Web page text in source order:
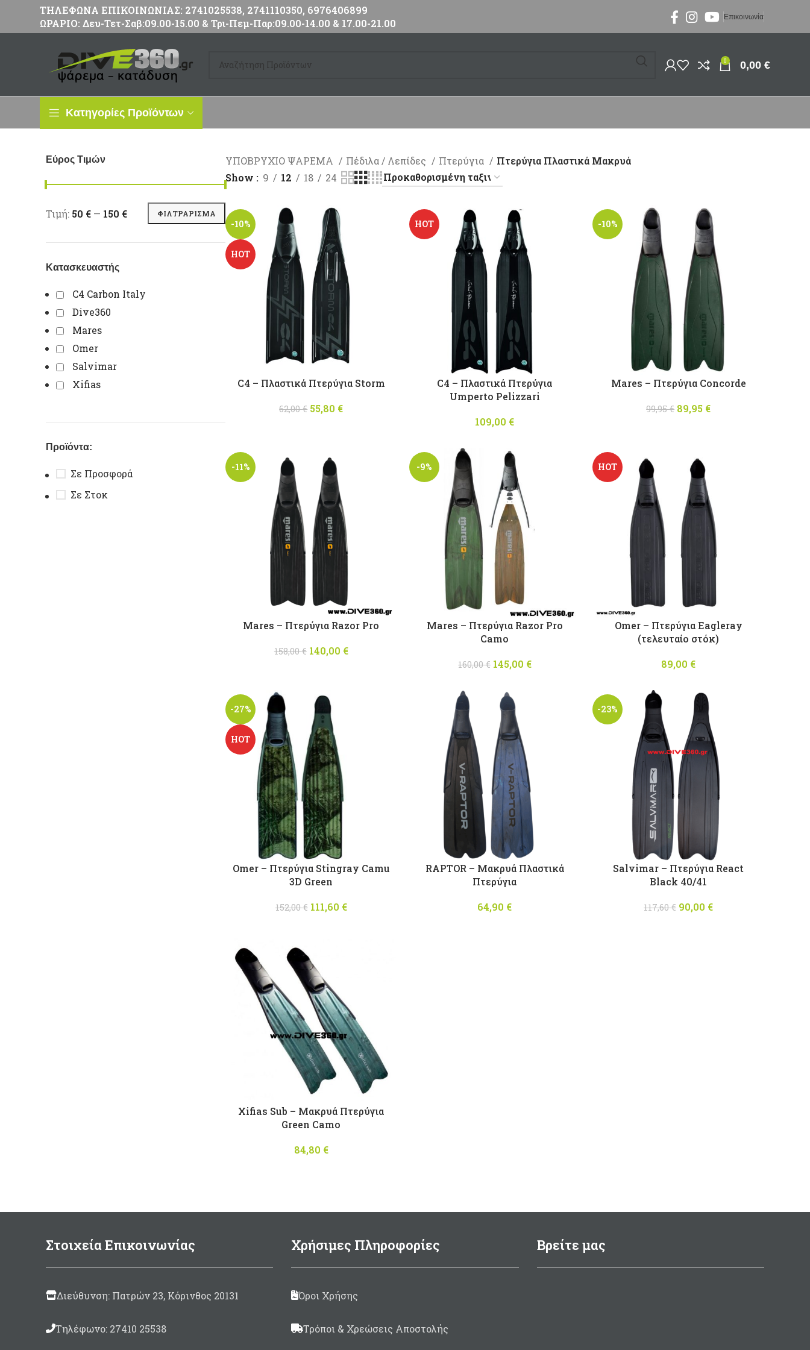
ΤΗΛΕΦΩΝΑ ΕΠΙΚΟΙΝΩΝΙΑΣ: 2741025538, 2741110350, 6976406899
ΩΡΑΡΙΟ: Δευ-Τετ-Σαβ:09.00-15.00 & Τρι-Πεμ-Παρ:09.00-14.00 & 17.00-21.00
Επικοινωνία
0 0,00 €
Κατηγορίες Προϊόντων
Εύρος Τιμών
Ελάχιστη τιμή
Μέγιστη τιμή ΦΙΛΤΡΆΡΙΣΜΑ
Τιμή: 50 € — 150 €
Κατασκευαστής
C4 Carbon Italy
Dive360
Mares
Omer
Salvimar
Xifias
Προϊόντα:
Σε Προσφορά
Σε Στοκ
ΥΠΟΒΡΥΧΙΟ ΨΑΡΕΜΑ Πέδιλα / Λεπίδες Πτερύγια
Πτερύγια Πλαστικά Μακρυά
Show
9 12 18 24
-10%
HOT
C4 – Πλαστικά Πτερύγια Storm
62,00€
Original price
55,80 €
HOT
C4 – Πλαστικά Πτερύγια
Umperto Pelizzari
109,00 €
-10%
Mares – Πτερύγια Concorde
99,95€
Original price
89,95 €
-11%
Mares – Πτερύγια Razor Pro
158,00€
Original price
140,00 €
-9%
Mares – Πτερύγια Razor Pro
Camo
160,00€
Original price
145,00 €
HOT
Omer – Πτερύγια Eagleray
(τελευταίο στόκ)
89,00 €
-27%
HOT
Omer – Πτερύγια Stingray Camu
3D Green
152,00€
Original price
111,60 €
RAPTOR – Μακρυά Πλαστικά
Πτερύγια
64,90 €
-23%
Salvimar – Πτερύγια React
Black 40/41
117,60€
Original price
90,00 €
Xifias Sub – Μακρυά Πτερύγια
Green Camo
84,80 €
Στοιχεία Επικοινωνίας
Διεύθυνση: Πατρών 23, Κόρινθος 20131
Τηλέφωνο: 27410 25538
Χρήσιμες Πληροφορίες
Όροι Χρήσης
Τρόποι & Χρεώσεις Αποστολής
Βρείτε μας